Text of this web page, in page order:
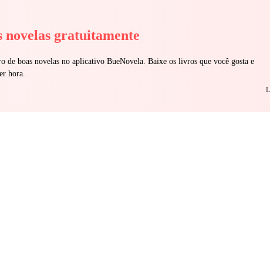
novelas gratuitamente
de boas novelas no aplicativo BueNovela. Baixe os livros que você gosta e
hora.